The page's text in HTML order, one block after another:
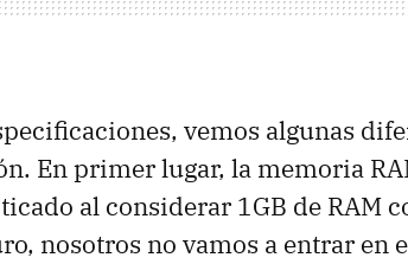
vemos algunas
En primer lugar, la memoria
al considerar 1GB de RAM
nosotros no vamos a entrar en